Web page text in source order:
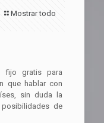
Mostrar todo
fijo gratis para
que hablar con
sin duda la
de